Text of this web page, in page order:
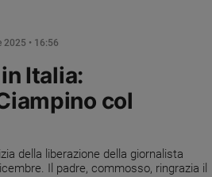
Italia:
col
della liberazione della giornalista
Il padre, commosso, ringrazia il
2025 • 16:56